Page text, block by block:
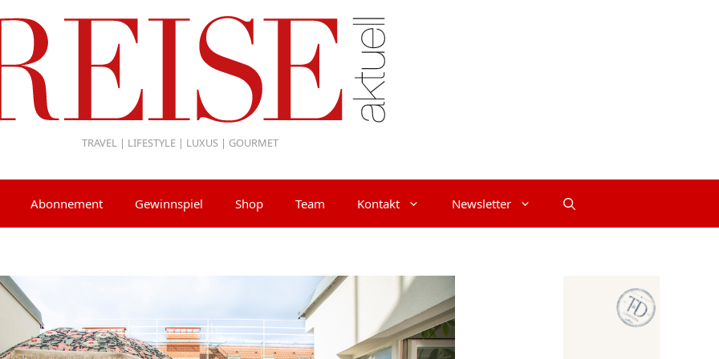
TRAVEL | LIFESTYLE | LUXUS | GOURMET
Abonnement Gewinnspiel Shop Team Kontakt Newsletter